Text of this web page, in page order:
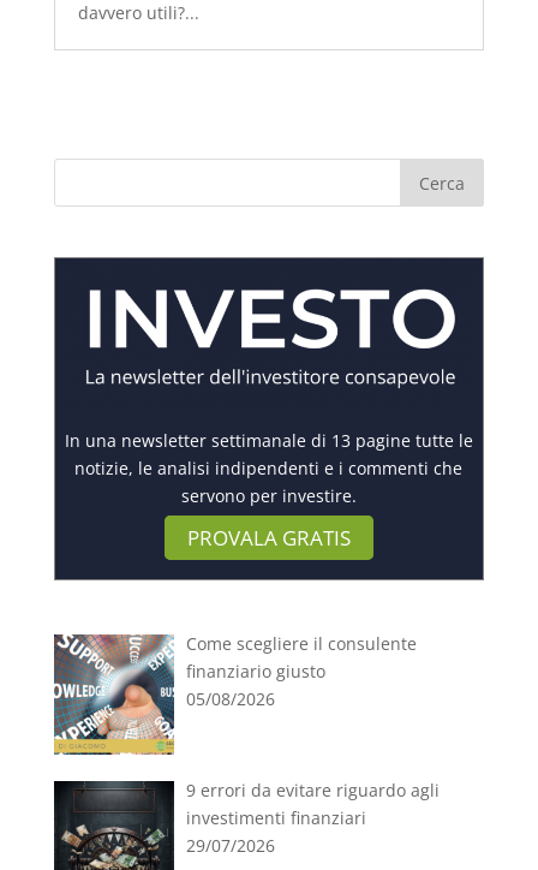
davvero utili?...
In una newsletter settimanale di 13 pagine tutte le
notizie, le analisi indipendenti e i commenti che
servono per investire.
PROVALA GRATIS
Come scegliere il consulente
finanziario giusto
05/08/2026
9 errori da evitare riguardo agli
investimenti finanziari
29/07/2026